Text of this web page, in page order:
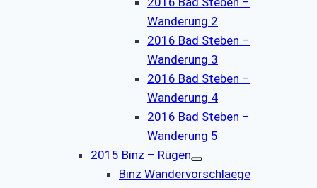
Wanderung 2
2016 Bad Steben –
Wanderung 3
2016 Bad Steben –
Wanderung 4
2016 Bad Steben –
Wanderung 5
2015 Binz – Rügen
Binz Wandervorschlaege